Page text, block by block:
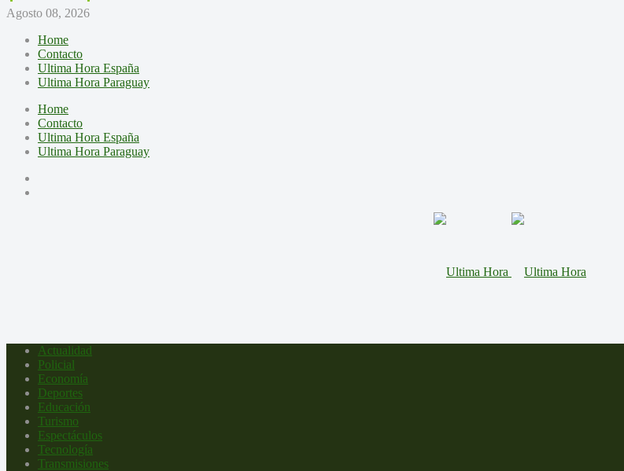
Agosto 08, 2026
Home
Contacto
Ultima Hora España
Ultima Hora Paraguay
Home
Contacto
Ultima Hora España
Ultima Hora Paraguay
Actualidad
Policial
Economía
Deportes
Educación
Turismo
Espectáculos
Tecnología
Transmisiones